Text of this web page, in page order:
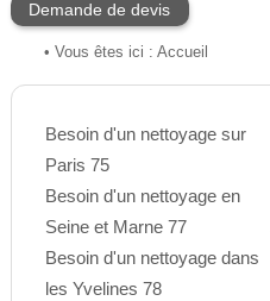
Demande de devis
• Vous êtes ici : Accueil
Besoin d'un nettoyage sur
Paris 75
Besoin d'un nettoyage en
Seine et Marne 77
Besoin d'un nettoyage dans
les Yvelines 78